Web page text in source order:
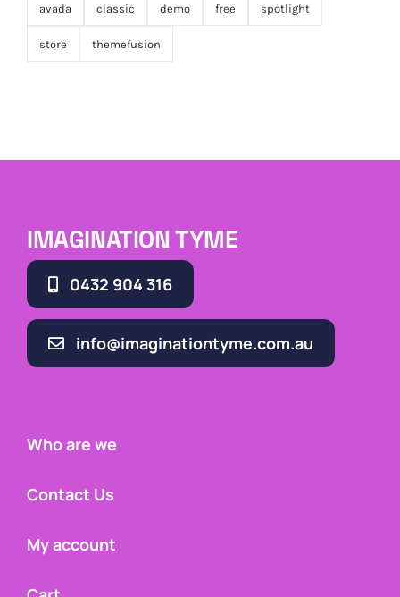
avada classic demo free spotlight
store themefusion
IMAGINATION TYME
0432 904 316
info@imaginationtyme.com.au
Who are we
Contact Us
My account